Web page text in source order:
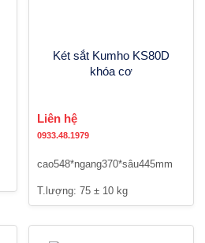
Két sắt Kumho KS80D
khóa cơ
Liên hệ
0933.48.1979
cao548*ngang370*sâu445mm
T.lượng: 75 ± 10 kg